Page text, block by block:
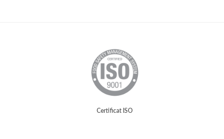
Certificat ISO